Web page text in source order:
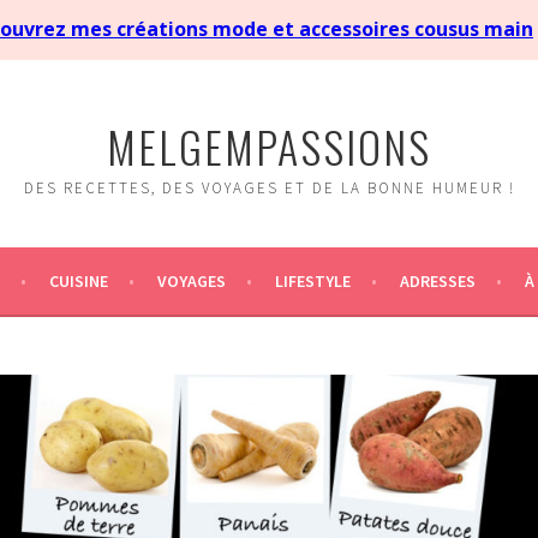
MELGEMPASSIONS
DES RECETTES, DES VOYAGES ET DE LA BONNE HUMEUR !
CUISINE VOYAGES LIFESTYLE ADRESSES À